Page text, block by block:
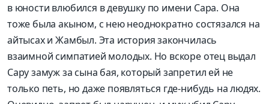
в юности влюбился в девушку по имени Сара. Она
тоже была акыном, с нею неоднократно состязался на
айтысах и Жамбыл. Эта история закончилась
взаимной симпатией молодых. Но вскоре отец выдал
Сару замуж за сына бая, который запретил ей не
только петь, но даже появляться где-нибудь на людях.